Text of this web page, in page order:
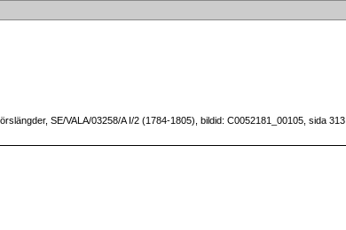
SE/VALA/03258/A I/2 (1784-1805), bildid: C0052181_00105, sida 313